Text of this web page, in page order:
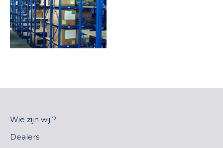
Wie zijn wij ?
Dealers